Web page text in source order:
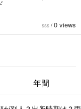
sss / 0 views
年間